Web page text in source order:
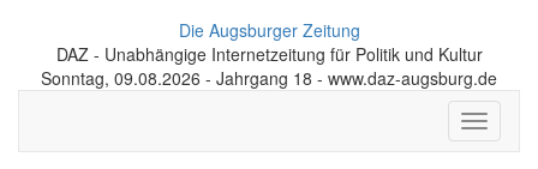
Die Augsburger Zeitung
DAZ - Unabhängige Internetzeitung für Politik und Kultur
Sonntag, 09.08.2026 - Jahrgang 18 - www.daz-augsburg.de
Toggle